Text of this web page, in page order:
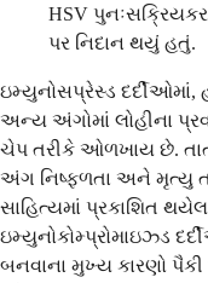
HSV
પર નિદાન થયું હતું.
ઇમ્યુનોસપ્રેસ્ડ
અન્ય અંગોમાં લોહીના
ચેપ તરીકે ઓળખાય છે.
અંગ નિષ્ફળતા અને મૃત્યુ
સાહિત્યમાં પ્રકાશિત
ઇમ્યુનોકોમ્પ્રોમાઇઝ્ડ
બનવાના મુખ્ય કારણો